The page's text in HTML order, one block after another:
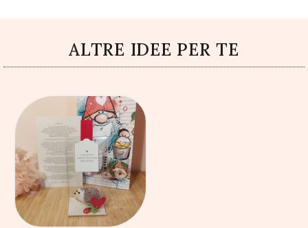
ALTRE IDEE PER TE
AGGIUNGI AL
CARRELLO